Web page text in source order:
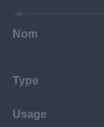
Nom
Type
Usage